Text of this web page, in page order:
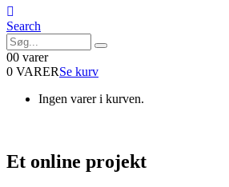
Search
00 varer
0 VARERSe kurv
Ingen varer i kurven.
Et online projekt